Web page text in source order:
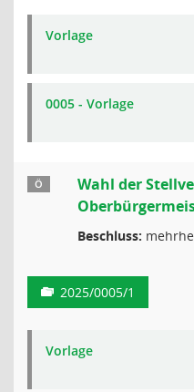
Vorlage
0005 - Vorlage
Ö
Wahl der
Beschluss:
2025/0005/1
Vorlage